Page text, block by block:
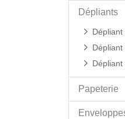
Dépliants
Papeterie